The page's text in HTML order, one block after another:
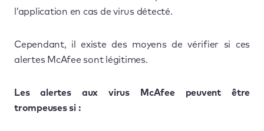
l’application en cas de virus détecté.
Cependant, il existe des moyens de vérifier si ces
alertes McAfee sont légitimes.
Les alertes aux virus McAfee peuvent être
trompeuses si :